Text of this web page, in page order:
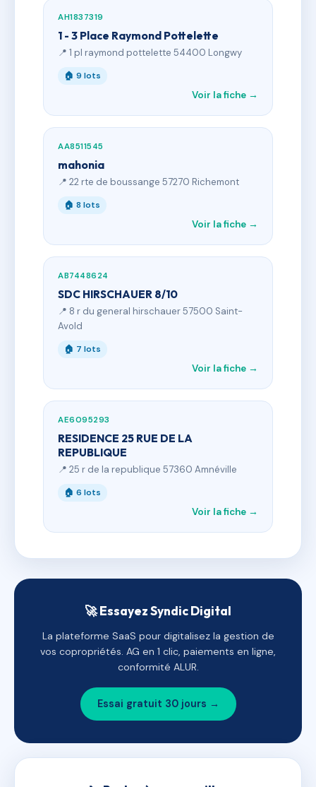
AH1837319
1 - 3 Place Raymond Pottelette
📍 1 pl raymond pottelette 54400 Longwy
🏠 9 lots
Voir la fiche →
AA8511545
mahonia
📍 22 rte de boussange 57270 Richemont
🏠 8 lots
Voir la fiche →
AB7448624
SDC HIRSCHAUER 8/10
📍 8 r du general hirschauer 57500 Saint-
Avold
🏠 7 lots
Voir la fiche →
AE6095293
RESIDENCE 25 RUE DE LA
REPUBLIQUE
📍 25 r de la republique 57360 Amnéville
🏠 6 lots
Voir la fiche →
🚀 Essayez Syndic Digital
La plateforme SaaS pour digitalisez la gestion de
vos copropriétés. AG en 1 clic, paiements en ligne,
conformité ALUR.
Essai gratuit 30 jours →